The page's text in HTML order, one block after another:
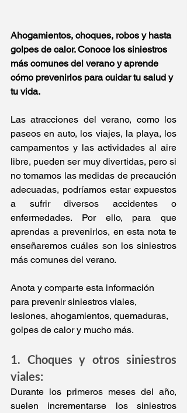
Ahogamientos, choques, robos y hasta
golpes de calor. Conoce los siniestros
más comunes del verano y aprende
cómo prevenirlos para cuidar tu salud y
tu vida.
Las atracciones del verano, como los
paseos en auto, los viajes, la playa, los
campamentos y las actividades al aire
libre, pueden ser muy divertidas, pero si
no tomamos las medidas de precaución
adecuadas, podríamos estar expuestos
a sufrir diversos accidentes o
enfermedades. Por ello, para que
aprendas a prevenirlos, en esta nota te
enseñaremos cuáles son los siniestros
más comunes del verano.
Anota y comparte esta información
para prevenir siniestros viales,
lesiones, ahogamientos, quemaduras,
golpes de calor y mucho más.
1. Choques y otros siniestros
viales:
Durante los primeros meses del año,
suelen incrementarse los siniestros